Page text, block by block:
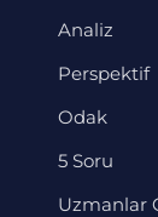
Analiz
Perspektif
Odak
5 Soru
Uzmanlar